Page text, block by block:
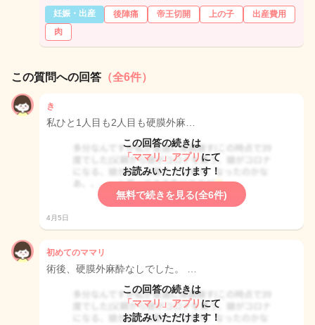
妊娠・出産 後陣痛 帝王切開 上の子
出産費用
肉
この質問への回答 （全6件）
き
私ひと1人目も2人目も硬膜外麻…
この回答の続きは
「ママリ」アプリ にて
お読みいただけます！
無料で続きを見る(全6件)
4月5日
初めてのママリ
術後、硬膜外麻酔なしでした。 …
この回答の続きは
「ママリ」アプリ にて
お読みいただけます！